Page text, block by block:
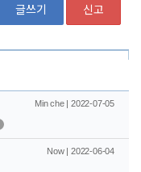
글쓰기 신고